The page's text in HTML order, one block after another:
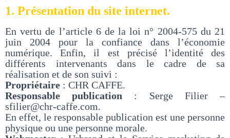
1. Présentation du site internet.
En vertu de l’article 6 de la loi n° 2004-575 du 21
juin 2004 pour la confiance dans l’économie
numérique. Enfin, il est précisé l’identité des
différents intervenants dans le cadre de sa
réalisation et de son suivi :
Propriétaire : CHR CAFFE.
Responsable publication : Serge Filier –
sfilier@chr-caffe.com.
En effet, le responsable publication est une personne
physique ou une personne morale.